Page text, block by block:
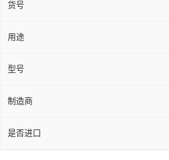
货号
用途
型号
制造商
是否进口